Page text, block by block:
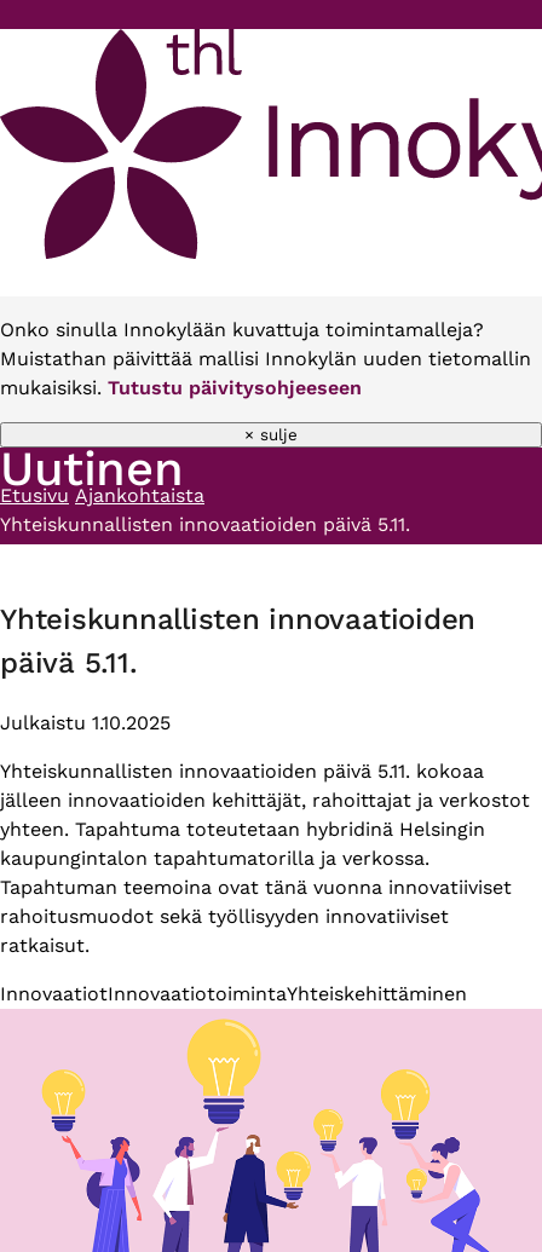
Onko sinulla Innokylään kuvattuja toimintamalleja?
Muistathan päivittää mallisi Innokylän uuden tietomallin
mukaisiksi. Tutustu päivitysohjeeseen
× sulje
Murupolku
Etusivu Ajankohtaista
Yhteiskunnallisten innovaatioiden päivä 5.11.
Uutinen
Yhteiskunnallisten innovaatioiden
päivä 5.11.
Julkaistu 1.10.2025
Yhteiskunnallisten innovaatioiden päivä 5.11. kokoaa
jälleen innovaatioiden kehittäjät, rahoittajat ja verkostot
yhteen. Tapahtuma toteutetaan hybridinä Helsingin
kaupungintalon tapahtumatorilla ja verkossa.
Tapahtuman teemoina ovat tänä vuonna innovatiiviset
rahoitusmuodot sekä työllisyyden innovatiiviset
ratkaisut.
Themes
InnovaatiotInnovaatiotoimintaYhteiskehittäminen